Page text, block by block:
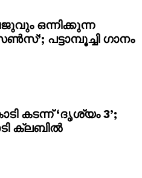
ഒന്നിക്കുന്ന
പട്ടാമ്പൂച്ചി ഗാനം
കടന്ന് ‘ദൃശ്യം 3’;
ക്ലബിൽ